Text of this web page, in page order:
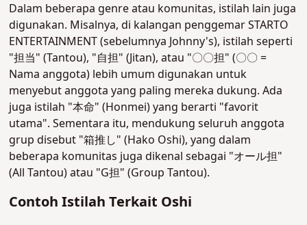
Dalam beberapa genre atau komunitas, istilah lain juga
digunakan. Misalnya, di kalangan penggemar STARTO
ENTERTAINMENT (sebelumnya Johnny's), istilah seperti
"担当" (Tantou), "自担" (Jitan), atau "〇〇担" (〇〇 =
Nama anggota) lebih umum digunakan untuk
menyebut anggota yang paling mereka dukung. Ada
juga istilah "本命" (Honmei) yang berarti "favorit
utama". Sementara itu, mendukung seluruh anggota
grup disebut "箱推し" (Hako Oshi), yang dalam
beberapa komunitas juga dikenal sebagai "オール担"
(All Tantou) atau "G担" (Group Tantou).
Contoh Istilah Terkait Oshi